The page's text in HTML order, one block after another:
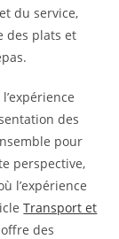
du service,
des plats et
des
pour
perspective,
l’expérience
Transport et
offre des